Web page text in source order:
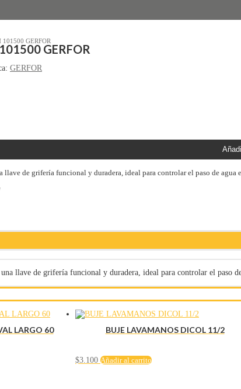
GERFOR
GERFOR
GERFOR
de grifería funcional y duradera, ideal para controlar el paso de
llave de grifería funcional y duradera, ideal para controlar el paso
LARGO 60 BUJE LAVAMANOS DICOL 11/2
$3.100 Añadir al carrito